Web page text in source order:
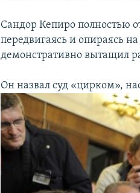
Сандор Кепиро полностью
передвигаясь и опираясь
демонстративно вытащил
Он назвал суд «цирком»,